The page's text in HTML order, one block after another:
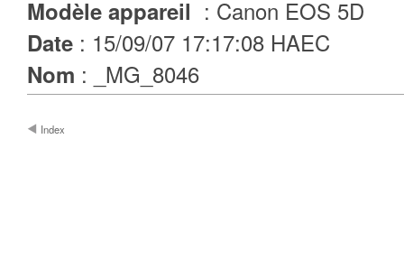
Modèle appareil : Canon EOS 5D
Date : 15/09/07 17:17:08 HAEC
Nom : _MG_8046
Index